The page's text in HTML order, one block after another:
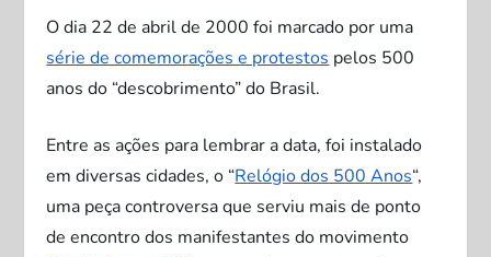
O dia 22 de abril de 2000 foi marcado por uma
série de comemorações e protestos pelos 500
anos do “descobrimento” do Brasil.
Entre as ações para lembrar a data, foi instalado
em diversas cidades, o “Relógio dos 500 Anos“,
uma peça controversa que serviu mais de ponto
de encontro dos manifestantes do movimento